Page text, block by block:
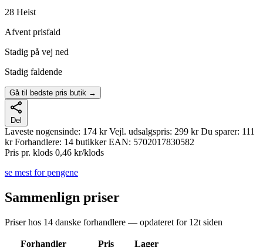
28 Heist
Afvent prisfald
Stadig på vej ned
Stadig faldende
Gå til bedste pris butik →
Del
Laveste nogensinde: 174 kr Vejl. udsalgspris: 299 kr Du sparer: 111
kr Forhandlere: 14 butikker EAN: 5702017830582
Pris pr. klods 0,46 kr/klods
se mest for pengene
Sammenlign priser
Priser hos 14 danske forhandlere — opdateret for 12t siden
Forhandler Pris
Lager